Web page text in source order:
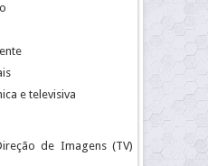
e televisiva
de Imagens (TV)